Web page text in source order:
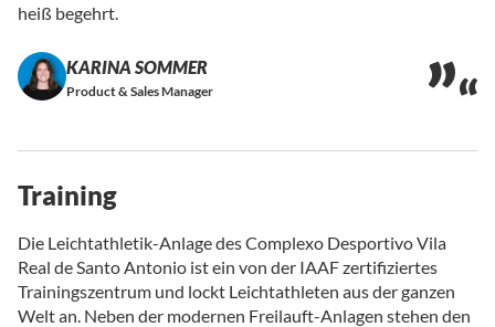
heiß begehrt.
KARINA SOMMER
Product & Sales Manager
Training
Die Leichtathletik-Anlage des Complexo Desportivo Vila
Real de Santo Antonio ist ein von der IAAF zertifiziertes
Trainingszentrum und lockt Leichtathleten aus der ganzen
Welt an. Neben der modernen Freilauft-Anlagen stehen den